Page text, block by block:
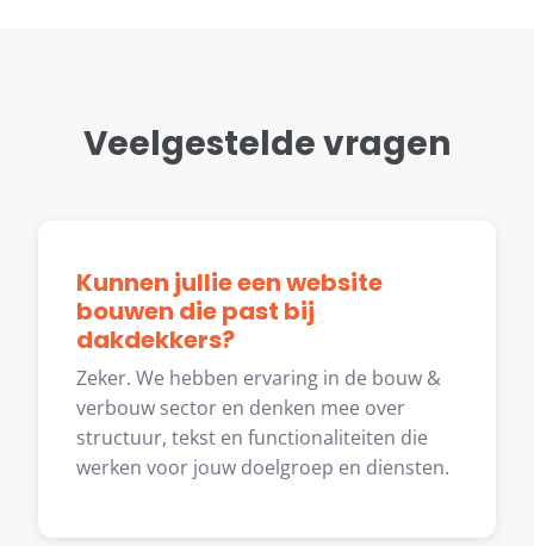
Veelgestelde vragen
Kunnen jullie een website
bouwen die past bij
dakdekkers?
Zeker. We hebben ervaring in de bouw &
verbouw sector en denken mee over
structuur, tekst en functionaliteiten die
werken voor jouw doelgroep en diensten.